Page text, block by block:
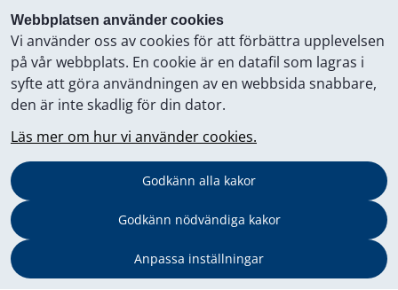
Webbplatsen använder cookies
Vi använder oss av cookies för att förbättra upplevelsen
på vår webbplats. En cookie är en datafil som lagras i
syfte att göra användningen av en webbsida snabbare,
den är inte skadlig för din dator.
Läs mer om hur vi använder cookies.
Godkänn alla kakor
Godkänn nödvändiga kakor
Anpassa inställningar